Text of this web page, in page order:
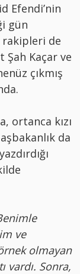
Efendi’nin
gün
rakipleri de
Şah Kaçar ve
çıkmış
ortanca kızı
da
ve
olmayan
vardı. Sonra,